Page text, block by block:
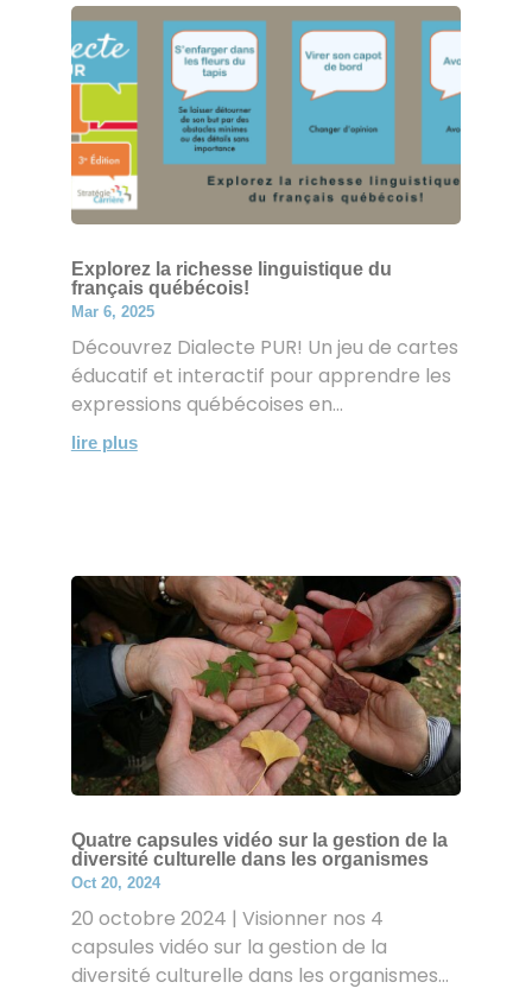
Explorez la richesse linguistique du
français québécois!
Mar 6, 2025
Découvrez Dialecte PUR! Un jeu de cartes
éducatif et interactif pour apprendre les
expressions québécoises en...
lire plus
Quatre capsules vidéo sur la gestion de la
diversité culturelle dans les organismes
Oct 20, 2024
20 octobre 2024 | Visionner nos 4
capsules vidéo sur la gestion de la
diversité culturelle dans les organismes...